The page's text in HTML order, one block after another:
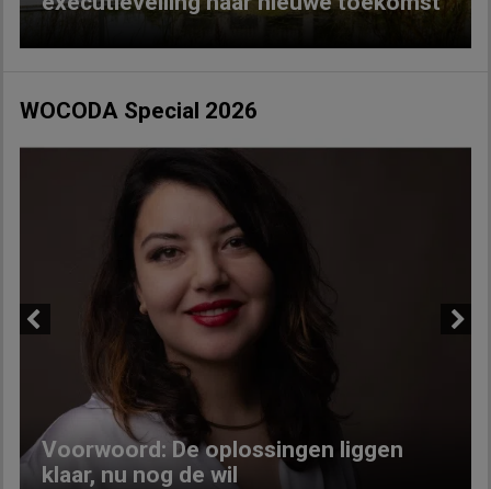
WOCODA Special 2026
Voorwoord: De oplossingen liggen
klaar, nu nog de wil